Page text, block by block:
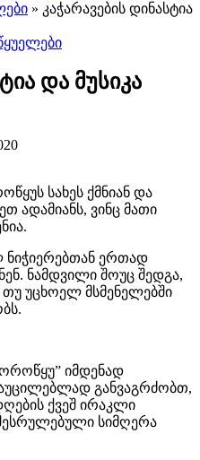
» კაჭარავების დინასტია
და მუსიკა
სახეს ქმნიან და
ადამიანს, ვინც მათი
ნიჭიერებთან ერთად
ნამდვილი შოუც შედგა,
უცხოელ მსმენელებში
იმდენად
აუცილებლად განვაგრძობთ,
ქვეშ ირაკლი
სიმღერა